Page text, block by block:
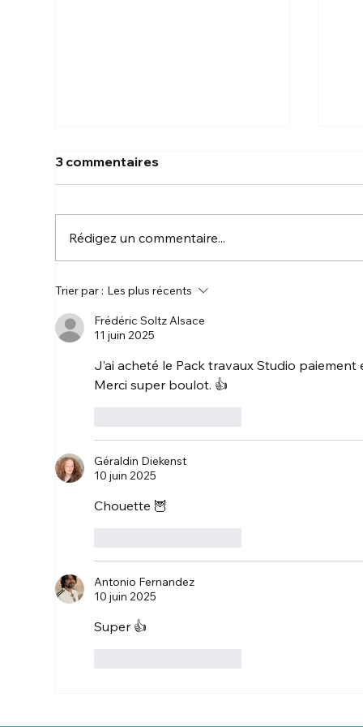
Une vision encore plus
3 commentaires
Rédigez un commentaire...
Trier par : Les plus récents
Frédéric Soltz Alsace
11 juin 2025
J’ai acheté le Pack travaux Studio paiement
Merci super boulot. 👍
Géraldin Diekenst
10 juin 2025
Chouette 🦉
Antonio Fernandez
10 juin 2025
Super 👍